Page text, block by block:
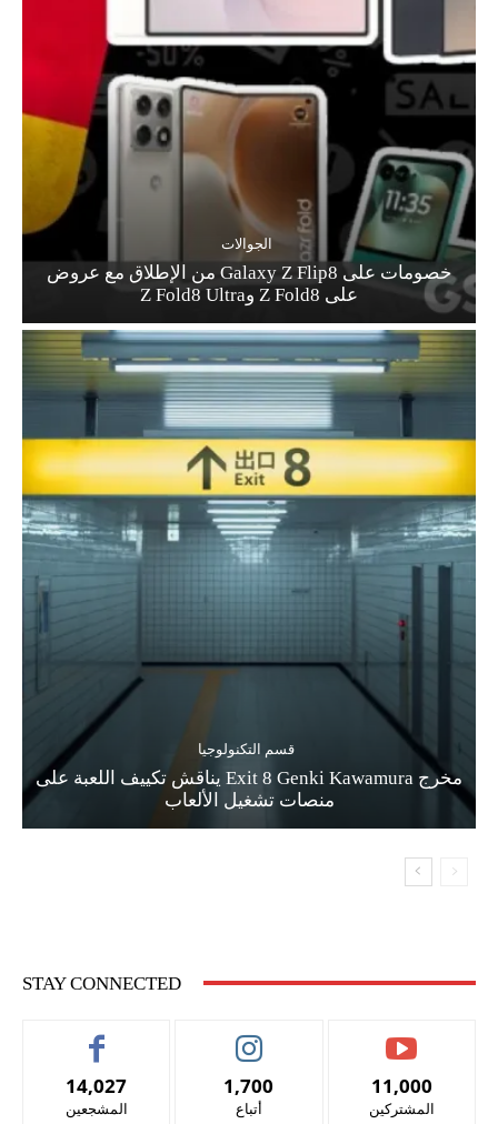
الجوالات
خصومات على Galaxy Z Flip8 من الإطلاق مع عروض
على Z Fold8 وZ Fold8 Ultra
قسم التكنولوجيا
مخرج Exit 8 Genki Kawamura يناقش تكييف اللعبة على
منصات تشغيل الألعاب
STAY CONNECTED
14,027
المشجعين
1,700
أتباع
11,000
المشتركين